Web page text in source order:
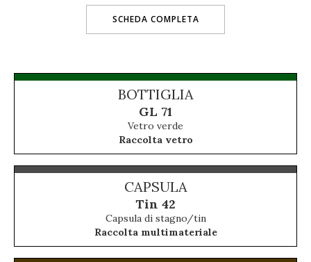
SCHEDA COMPLETA
BOTTIGLIA
GL 71
Vetro verde
Raccolta vetro
CAPSULA
Tin 42
Capsula di stagno/tin
Raccolta multimateriale